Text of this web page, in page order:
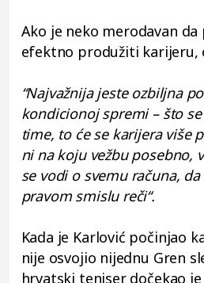
Ako je neko merodavan
efektno produžiti karijeru,
“Najvažnija jeste ozbiljna
kondicionoj spremi – što
time, to će se karijera više
ni na koju vežbu posebno,
se vodi o svemu računa,
pravom smislu reči“.
Kada je Karlović počinjao
nije osvojio nijednu Gren
hrvatski teniser dočekao